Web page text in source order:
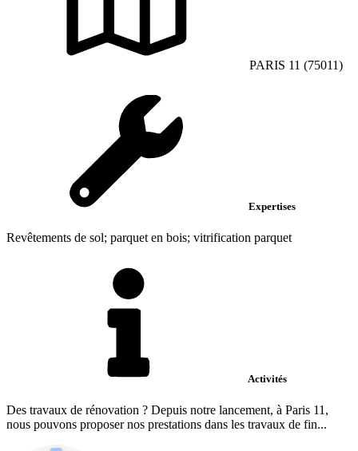
PARIS 11 (75011)
Expertises
Revêtements de sol; parquet en bois; vitrification parquet
Activités
Des travaux de rénovation ? Depuis notre lancement, à Paris 11,
nous pouvons proposer nos prestations dans les travaux de fin...